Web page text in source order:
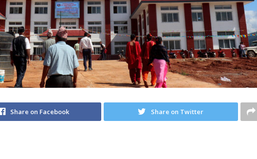
Share on Facebook Share on Twitter